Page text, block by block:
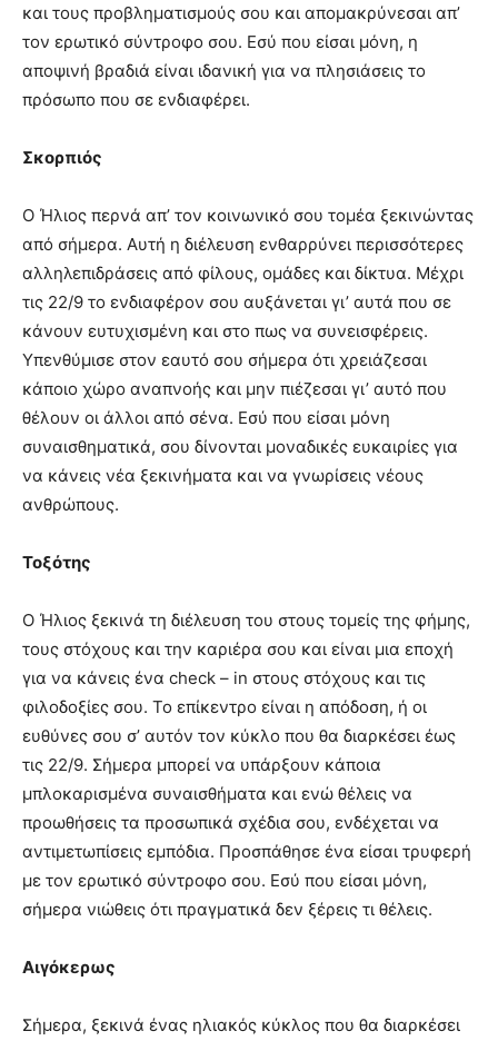
και τους προβληματισμούς σου και απομακρύνεσαι απ’
τον ερωτικό σύντροφο σου. Εσύ που είσαι μόνη, η
αποψινή βραδιά είναι ιδανική για να πλησιάσεις το
πρόσωπο που σε ενδιαφέρει.
Σκορπιός
Ο Ήλιος περνά απ’ τον κοινωνικό σου τομέα ξεκινώντας
από σήμερα. Αυτή η διέλευση ενθαρρύνει περισσότερες
αλληλεπιδράσεις από φίλους, ομάδες και δίκτυα. Μέχρι
τις 22/9 το ενδιαφέρον σου αυξάνεται γι’ αυτά που σε
κάνουν ευτυχισμένη και στο πως να συνεισφέρεις.
Υπενθύμισε στον εαυτό σου σήμερα ότι χρειάζεσαι
κάποιο χώρο αναπνοής και μην πιέζεσαι γι’ αυτό που
θέλουν οι άλλοι από σένα. Εσύ που είσαι μόνη
συναισθηματικά, σου δίνονται μοναδικές ευκαιρίες για
να κάνεις νέα ξεκινήματα και να γνωρίσεις νέους
ανθρώπους.
Τοξότης
Ο Ήλιος ξεκινά τη διέλευση του στους τομείς της φήμης,
τους στόχους και την καριέρα σου και είναι μια εποχή
για να κάνεις ένα check – in στους στόχους και τις
φιλοδοξίες σου. Το επίκεντρο είναι η απόδοση, ή οι
ευθύνες σου σ’ αυτόν τον κύκλο που θα διαρκέσει έως
τις 22/9. Σήμερα μπορεί να υπάρξουν κάποια
μπλοκαρισμένα συναισθήματα και ενώ θέλεις να
προωθήσεις τα προσωπικά σχέδια σου, ενδέχεται να
αντιμετωπίσεις εμπόδια. Προσπάθησε ένα είσαι τρυφερή
με τον ερωτικό σύντροφο σου. Εσύ που είσαι μόνη,
σήμερα νιώθεις ότι πραγματικά δεν ξέρεις τι θέλεις.
Αιγόκερως
Σήμερα, ξεκινά ένας ηλιακός κύκλος που θα διαρκέσει